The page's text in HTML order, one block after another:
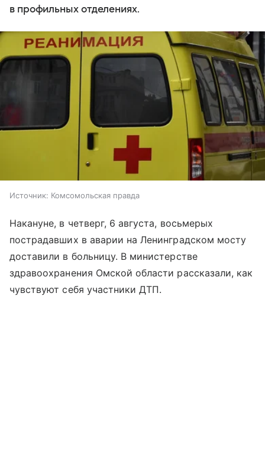
в профильных отделениях.
Источник: Комсомольская правда
Накануне, в четверг, 6 августа, восьмерых
пострадавших в аварии на Ленинградском мосту
доставили в больницу. В министерстве
здравоохранения Омской области рассказали, как
чувствуют себя участники ДТП.